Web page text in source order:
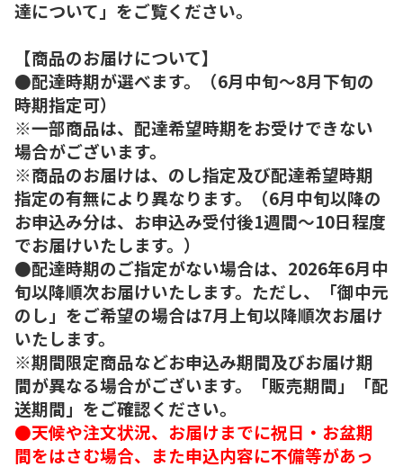
達について」をご覧ください。
【商品のお届けについて】
●配達時期が選べます。（6月中旬～8月下旬の
時期指定可）
※一部商品は、配達希望時期をお受けできない
場合がございます。
※商品のお届けは、のし指定及び配達希望時期
指定の有無により異なります。（6月中旬以降の
お申込み分は、お申込み受付後1週間～10日程度
でお届けいたします。）
●配達時期のご指定がない場合は、2026年6月中
旬以降順次お届けいたします。ただし、「御中元
のし」をご希望の場合は7月上旬以降順次お届け
いたします。
※期間限定商品などお申込み期間及びお届け期
間が異なる場合がございます。「販売期間」「配
送期間」をご確認ください。
●天候や注文状況、お届けまでに祝日・お盆期
間をはさむ場合、また申込内容に不備等があっ